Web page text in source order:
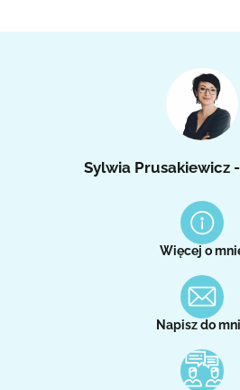
Sylwia Prusakiewicz
Więcej o
Napisz do